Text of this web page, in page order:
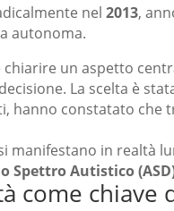
nel 2013,
autonoma.
un aspetto
La scelta è
hanno constatato che
manifestano in realtà
Spettro Autistico
come chiave